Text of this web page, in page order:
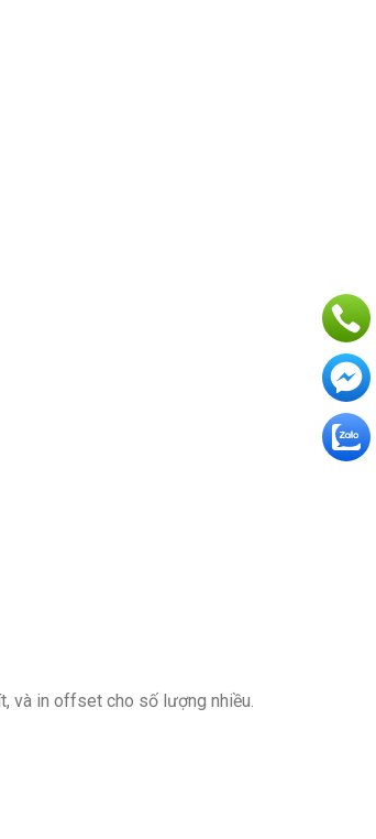
và in offset cho số lượng nhiều.